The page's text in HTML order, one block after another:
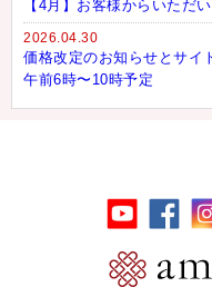
【4月】お客様からいただ
2026.04.30
価格改定のお知らせとサイ
午前6時〜10時予定